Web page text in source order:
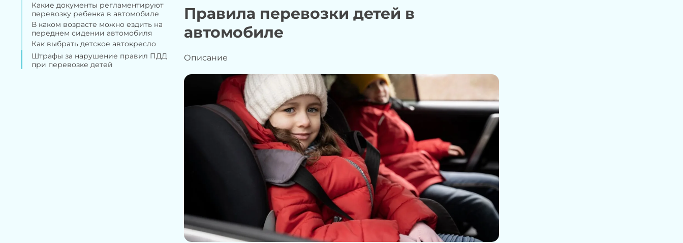
Какие документы регламентируют
перевозку ребенка в автомобиле
В каком возрасте можно ездить на
переднем сидении автомобиля
Как выбрать детское автокресло
Штрафы за нарушение правил ПДД
при перевозке детей
Правила перевозки детей в
автомобиле
Описание